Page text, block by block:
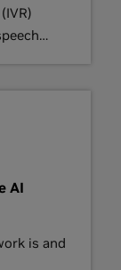
AI
is and